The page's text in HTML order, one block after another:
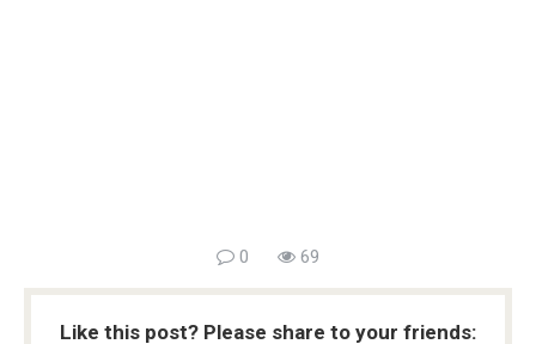
0 69
Like this post? Please share to your friends: